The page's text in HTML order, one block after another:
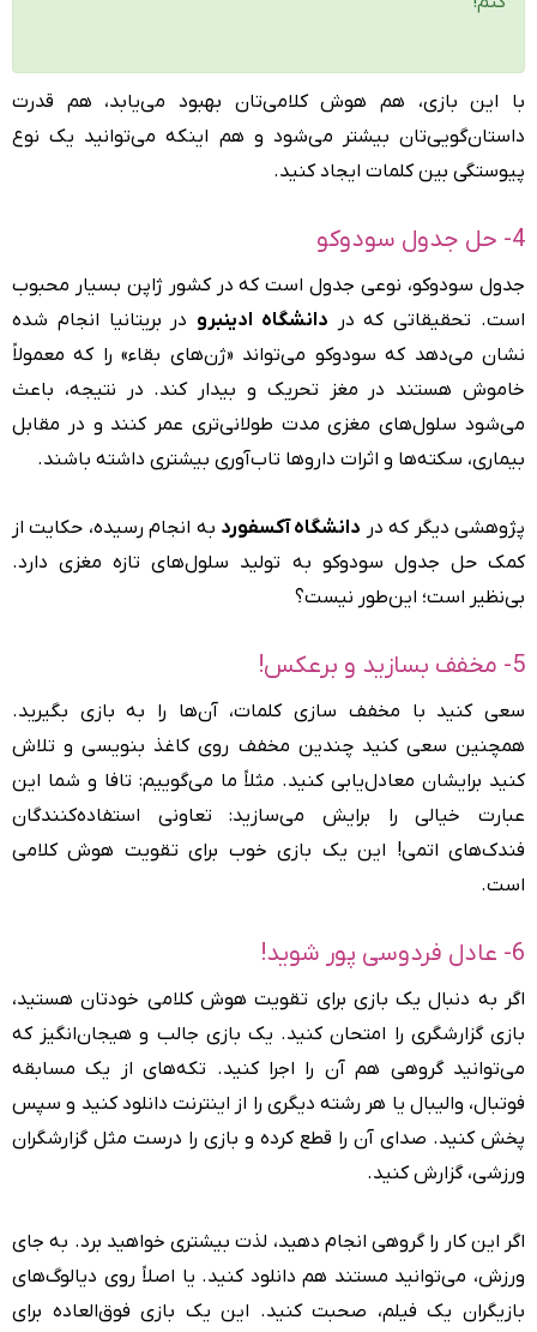
با این بازی، هم هوش کلامی‌تان بهبود می‌یابد، هم قدرت
داستان‌گویی‌تان بیشتر می‌شود و هم اینکه می‌توانید یک نوع
پیوستگی بین کلمات ایجاد کنید.
4- حل جدول سودوکو
جدول سودوکو، نوعی جدول است که در کشور ژاپن بسیار محبوب
است. تحقیقاتی که در دانشگاه ادینبرو در بریتانیا انجام شده
نشان می‌دهد که سودوکو می‌تواند «ژن‌های بقاء» را که معمولاً
خاموش هستند در مغز تحریک و بیدار کند. در نتیجه، باعث
می‌شود سلول‌های مغزی مدت طولانی‌تری عمر کنند و در مقابل
بیماری، سکته‌ها و اثرات داروها تاب‌آوری بیشتری داشته باشند.
پژوهشی دیگر که در دانشگاه آکسفورد به انجام رسیده، حکایت از
کمک حل جدول سودوکو به تولید سلول‌های تازه مغزی دارد.
بی‌نظیر است؛ این‌طور نیست؟
5- مخفف بسازید و برعکس!
سعی کنید با مخفف سازی کلمات، آن‌ها را به بازی بگیرید.
همچنین سعی کنید چندین مخفف روی کاغذ بنویسی و تلاش
کنید برایشان معادل‌یابی کنید. مثلاً ما می‌گوییم: تافا و شما این
عبارت خیالی را برایش می‌سازید: تعاونی استفاده‌کنندگان
فندک‌های اتمی! این یک بازی خوب برای تقویت هوش کلامی
است.
6- عادل فردوسی پور شوید!
اگر به دنبال یک بازی برای تقویت هوش کلامی خودتان هستید،
بازی گزارشگری را امتحان کنید. یک بازی جالب و هیجان‌انگیز که
می‌توانید گروهی هم آن را اجرا کنید. تکه‌های از یک مسابقه
فوتبال، والیبال یا هر رشته دیگری را از اینترنت دانلود کنید و سپس
پخش کنید. صدای آن را قطع کرده و بازی را درست مثل گزارشگران
ورزشی، گزارش کنید.
اگر این کار را گروهی انجام دهید، لذت بیشتری خواهید برد. به جای
ورزش، می‌توانید مستند هم دانلود کنید. یا اصلاً روی دیالوگ‌های
بازیگران یک فیلم، صحبت کنید. این یک بازی فوق‌العاده برای